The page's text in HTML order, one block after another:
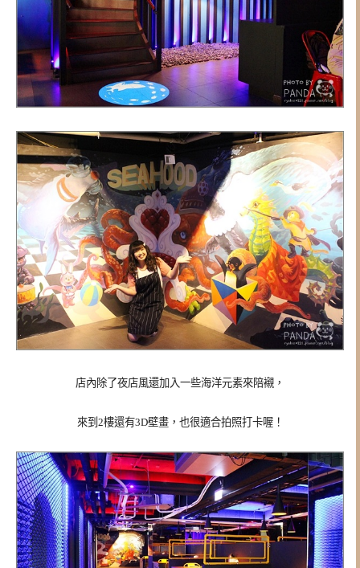
店內除了夜店風還加入一些海洋元素來陪襯，
來到2樓還有3D壁畫，也很適合拍照打卡喔！